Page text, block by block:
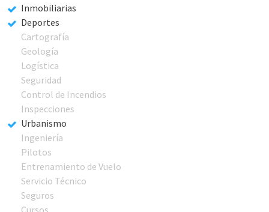
Inmobiliarias
Deportes
Cartografía
Geología
Logística
Seguridad
Control de Incendios
Inspecciones
Urbanismo
Ingeniería
Pilotos
Entrenamiento de Vuelo
Servicio Técnico
Seguros
Cursos